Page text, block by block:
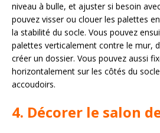
niveau à bulle, et ajuster si besoin
pouvez visser ou clouer les palettes
la stabilité du socle. Vous pouvez
palettes verticalement contre le mur,
créer un dossier. Vous pouvez aussi
horizontalement sur les côtés du
accoudoirs.
4. Décorer le salon